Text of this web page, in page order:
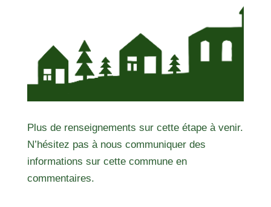
Plus de renseignements sur cette étape à venir.
N’hésitez pas à nous communiquer des
informations sur cette commune en
commentaires.